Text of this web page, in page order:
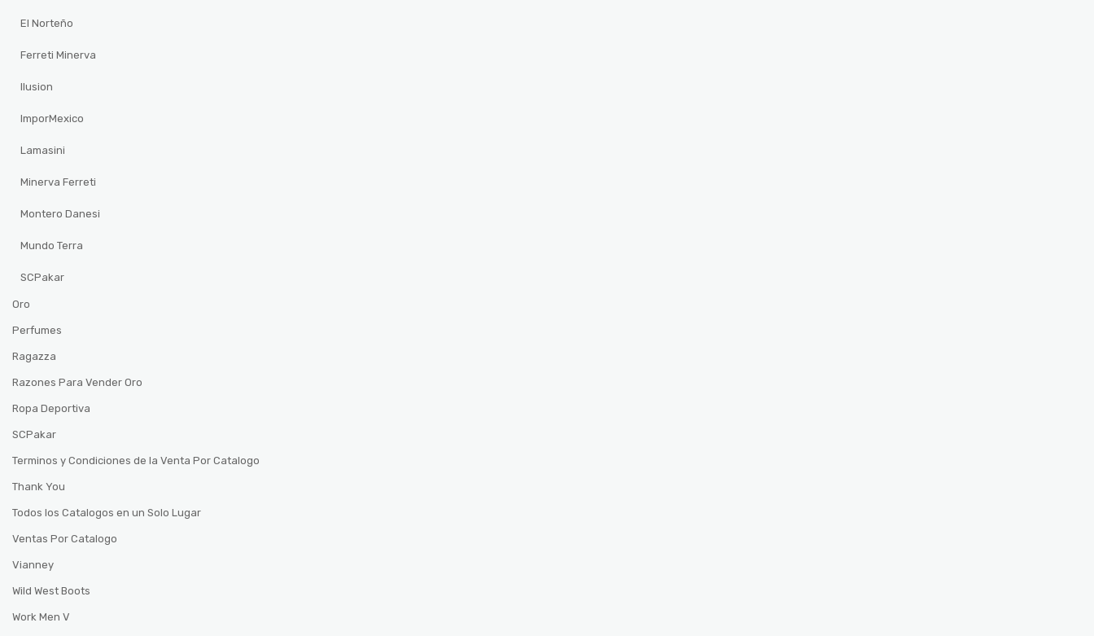
El Norteño
Ferreti Minerva
Ilusion
ImporMexico
Lamasini
Minerva Ferreti
Montero Danesi
Mundo Terra
SCPakar
Oro
Perfumes
Ragazza
Razones Para Vender Oro
Ropa Deportiva
SCPakar
Terminos y Condiciones de la Venta Por Catalogo
Thank You
Todos los Catalogos en un Solo Lugar
Ventas Por Catalogo
Vianney
Wild West Boots
Work Men V